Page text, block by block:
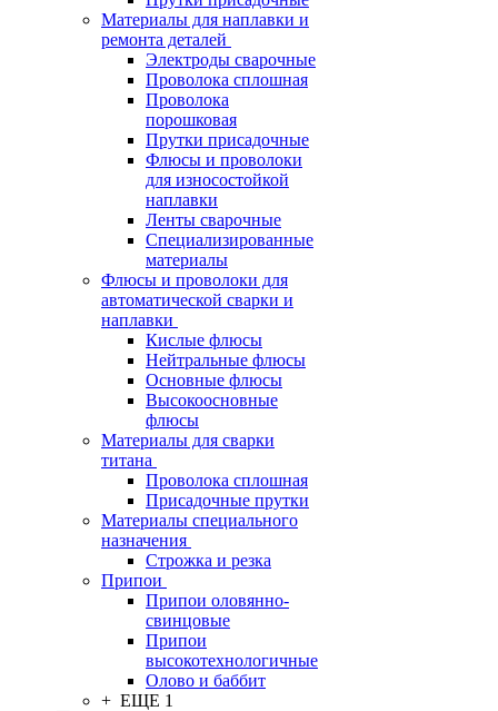
Материалы для наплавки и
ремонта деталей
Электроды сварочные
Проволока сплошная
Проволока
порошковая
Прутки присадочные
Флюсы и проволоки
для износостойкой
наплавки
Ленты сварочные
Специализированные
материалы
Флюсы и проволоки для
автоматической сварки и
наплавки
Кислые флюсы
Нейтральные флюсы
Основные флюсы
Высокоосновные
флюсы
Материалы для сварки
титана
Проволока сплошная
Присадочные прутки
Материалы специального
назначения
Строжка и резка
Припои
Припои оловянно-
свинцовые
Припои
высокотехнологичные
Олово и баббит
+ ЕЩЕ 1